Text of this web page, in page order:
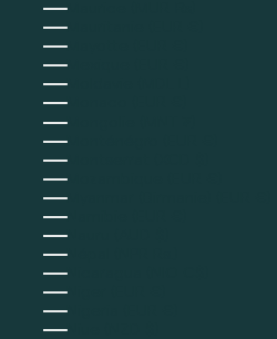
Maurice (MUR ₨)
Mauritanie (EUR €)
Mayotte (EUR €)
Mexique (EUR €)
Moldavie (MDL L)
Monaco (EUR €)
Mongolie (MNT ₮)
Monténégro (EUR €)
Montserrat (XCD $)
Mozambique (EUR €)
Myanmar (Birmanie) (EUR €)
Namibie (EUR €)
Nauru (AUD $)
Népal (NPR Rs.)
Nicaragua (NIO C$)
Niger (EUR €)
Nigeria (EUR €)
Niue (NZD $)